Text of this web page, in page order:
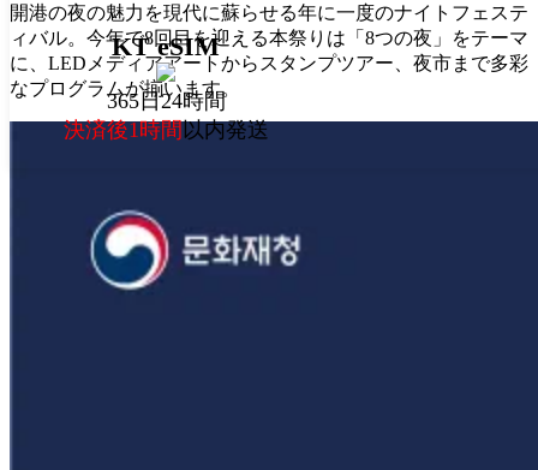
KT eSIM
365日24時間
決済後1時間 以内発送
開港の夜の魅力を現代に蘇らせる年に一度のナイトフェステ
ィバル。今年で8回目を迎える本祭りは「8つの夜」をテーマ
に、LEDメディアアートからスタンプツアー、夜市まで多彩
なプログラムが揃います。